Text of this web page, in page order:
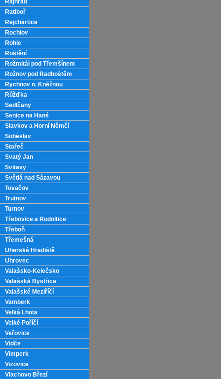
Rajhrad
Ratiboř
Rejchartice
Rochlov
Rohle
Roštění
Rožmitál pod Třemšínem
Rožnov pod Radhoštěm
Rychnov n. Kněžnou
Růžďka
Sedlčany
Senice na Hané
Slavkov a Horní Němčí
Soběslav
Stařeč
Svatý Jan
Svitavy
Světlá nad Sázavou
Tovačov
Trutnov
Turnov
Třebovice a Rudoltice
Třeboň
Třemešná
Uherské Hradiště
Uhrovec
Valašsko-Kelečsko
Valašská Bystřice
Valašské Meziříčí
Vamberk
Velká Lhota
Velké Poříčí
Veřovice
Vidče
Vimperk
Vizovice
Vlachovo Březí